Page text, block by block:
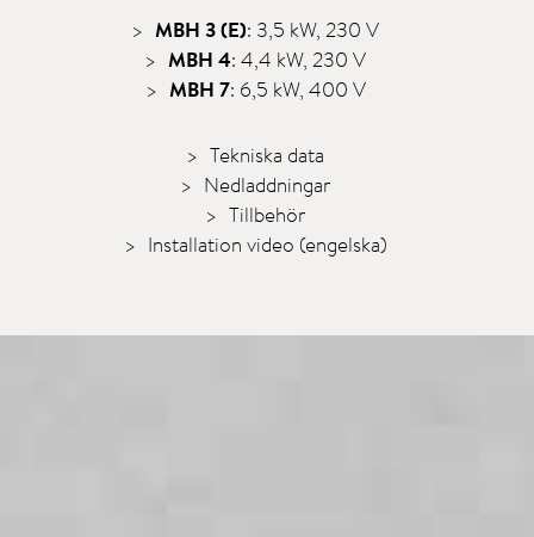
MBH 3 (E): 3,5 kW, 230 V
MBH 4: 4,4 kW, 230 V
MBH 7: 6,5 kW, 400 V
Tekniska data
Nedladdningar
Tillbehör
Installation video (engelska)